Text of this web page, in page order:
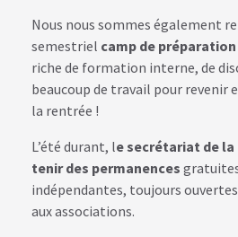
Nous nous sommes également
semestriel camp de
riche de formation interne, de
beaucoup de travail pour revenir
la rentrée !
L’été durant, le secrétariat de la
tenir des permanences
indépendantes, toujours
aux associations.